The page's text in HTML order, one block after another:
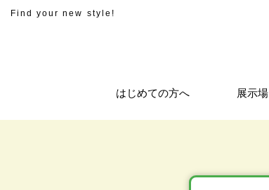
Find your new style!
はじめての方へ 展示場